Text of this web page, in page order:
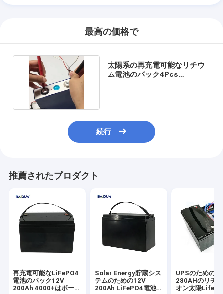
最高の価格で
太陽系の再充電可能なリチウ
ム電池のパック4Pcs
続行
推薦されたプロダクト
再充電可能なLiFePO4
電池のパック12V
200Ah 4000+はボート
Solar Energy貯蔵シス
テムのための12V
200Ah LiFePO4電池
UPSのための
280AHのリチ
オン太陽